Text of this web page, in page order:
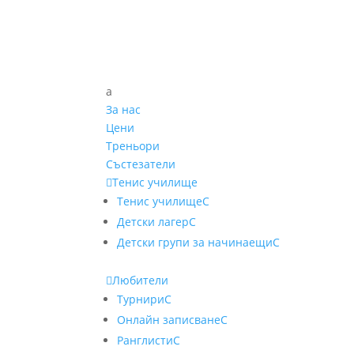
a
За нас
Цени
Треньори
Състезатели
Тенис училище
Тенис училищеC
Детски лагерC
Детски групи за начинаещиC
Любители
ТурнириC
Онлайн записванеC
РанглистиC